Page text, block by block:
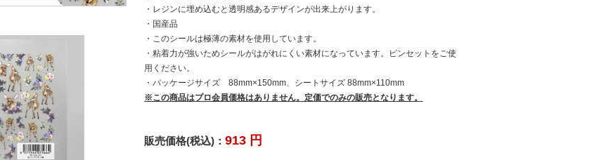
・レジンに埋め込むと透明感あるデザインが出来上がります。
・国産品
・このシールは極薄の素材を使用しています。
・粘着力が強いためシールがはがれにくい素材になっています。ピンセットをご使
用ください。
・パッケージサイズ 88mm×150mm、シートサイズ 88mm×110mm
※この商品はプロ会員価格はありません。定価でのみの販売となります。
販売価格(税込)：913 円